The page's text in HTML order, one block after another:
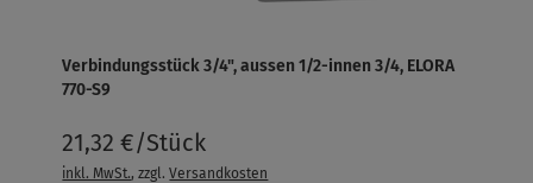
Verbindungsstück 3/4", aussen 1/2-innen 3/4, ELORA
770-S9
21,32 €/Stück
inkl. MwSt., zzgl.Versandkosten